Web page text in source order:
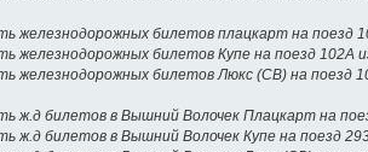
железнодорожных билетов плацкарт на поезд
железнодорожных билетов Купе на поезд 102А
железнодорожных билетов Люкс (СВ) на поезд
ж.д билетов в Вышний Волочек Плацкарт на
ж.д билетов в Вышний Волочек Купе на поезд